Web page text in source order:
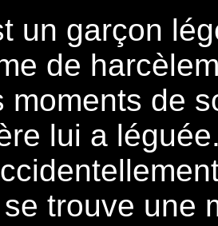
un garçon
de
moments de
lui a
trouve une